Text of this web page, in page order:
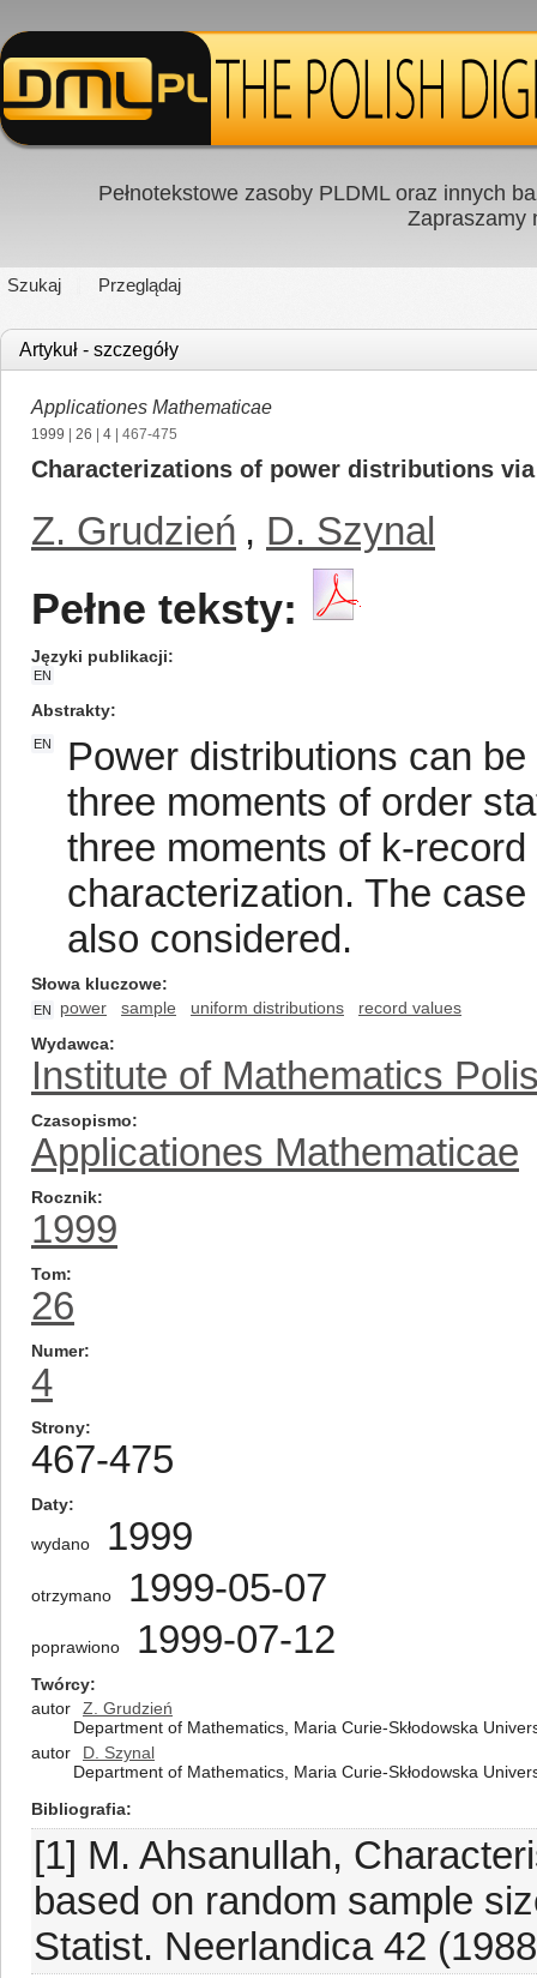
Pełnotekstowe zasoby PLDML oraz innych
Zapraszamy
Szukaj Przeglądaj
Artykuł - szczegóły
Applicationes Mathematicae
1999 26 4 | 467-475
Characterizations of power distributions
Z. Grudzień , D. Szynal
Pełne teksty:
Języki publikacji
EN
Abstrakty
EN
Power distributions can
three moments of order
three moments of k-
characterization. The
also considered.
Słowa kluczowe
EN power sample uniform distributions
record values
Wydawca
Institute of Mathematics
Czasopismo
Applicationes Mathematicae
Rocznik
1999
Tom
26
Numer
4
Strony
467-475
Daty
wydano 1999
otrzymano 1999-05-07
poprawiono 1999-07-12
Twórcy
autor
Z. Grudzień
Department of Mathematics, Maria Curie-Skłodowska
autor
D. Szynal
Department of Mathematics, Maria Curie-Skłodowska
Bibliografia
[1] M. Ahsanullah,
based on random sample
Statist. Neerlandica 42